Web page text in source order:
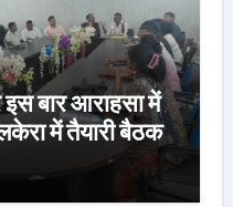
इस बार आराहसा में
में तैयारी बैठक